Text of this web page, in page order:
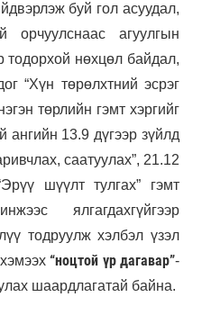
буй гол асуудал,
орчуулснаас агуулгын
тодорхой нөхцөл байдал,
“Хүн төрөлхтний эсрэг
төрлийн гэмт хэргийг
ангийн 13.9 дүгээр зүйлд
саатуулах”, 21.12
шүүлт тулгах” гэмт
ялгагдахгүйгээр
тодруулж хэлбэл үзэл
“ноцтой үр дагавар”-
шаардлагатай байна.